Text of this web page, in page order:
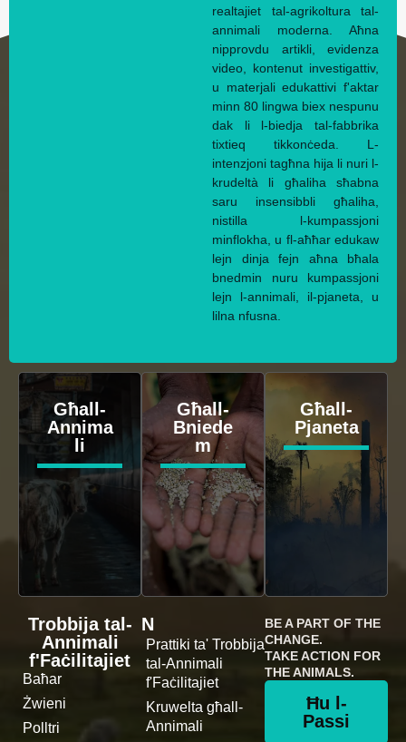
realtajiet tal-agrikoltura tal-
annimali moderna. Aħna
nipprovdu artikli, evidenza
video, kontenut investigattiv,
u materjali edukattivi f'aktar
minn 80 lingwa biex nespunu
dak li l-biedja tal-fabbrika
tixtieq tikkonċeda. L-
intenzjoni tagħna hija li nuri l-
krudeltà li għaliha sħabna
saru insensibbli għaliha,
nistilla l-kumpassjoni
minflokha, u fl-aħħar edukaw
lejn dinja fejn aħna bħala
bnedmin nuru kumpassjoni
lejn l-annimali, il-pjaneta, u
lilna nfusna.
Għall-
Annima
li
Għall-
Bniede
m
Għall-
Pjaneta
Trobbija tal-
Annimali
f'Faċilitajiet
Baħar
Żwieni
Polltri
N
Prattiki ta' Trobbija
tal-Annimali
f'Faċilitajiet
Kruwelta għall-
Annimali
BE A PART OF THE
CHANGE.
TAKE ACTION FOR
THE ANIMALS.
Ħu l-
Passi